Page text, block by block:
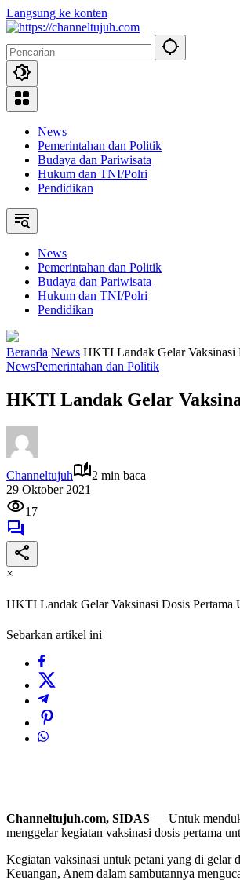
Langsung ke konten
News
Pemerintahan dan Politik
Budaya dan Pariwisata
Hukum dan TNI/Polri
Pendidikan
News
Pemerintahan dan Politik
Budaya dan Pariwisata
Hukum dan TNI/Polri
Pendidikan
Beranda News HKTI Landak Gelar Vaksinasi
NewsPemerintahan dan Politik
HKTI Landak Gelar
Channeltujuh
2 min baca
29 Oktober 2021
17
×
HKTI Landak Gelar Vaksinasi Dosis Pertama
Sebarkan artikel ini
Channeltujuh.com, SIDAS — Untuk
menggelar kegiatan vaksinasi dosis pertama
Kegiatan vaksinasi untuk petani yang di
Keuangan, Anem dalam sambutannya